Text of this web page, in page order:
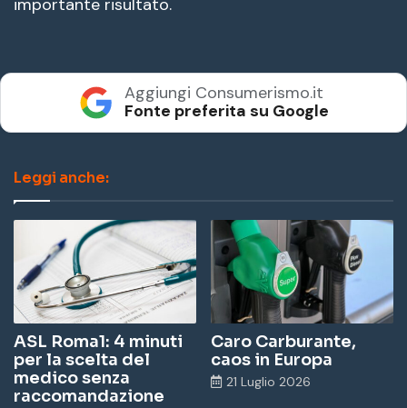
importante risultato.
Aggiungi Consumerismo.it
Fonte preferita su Google
Leggi anche:
ASL Roma1: 4 minuti
per la scelta del
medico senza
raccomandazione
Caro Carburante,
caos in Europa
21 Luglio 2026